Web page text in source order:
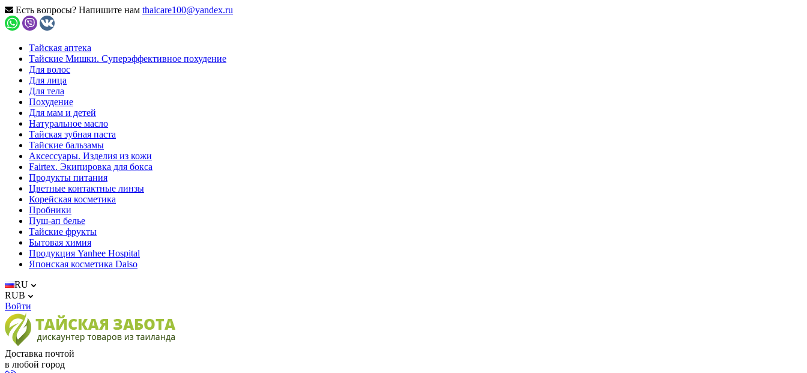
Есть вопросы? Напишите нам thaicare100@yandex.ru
Тайская аптека
Тайские Мишки. Суперэффективное похудение
Для волос
Для лица
Для тела
Похудение
Для мам и детей
Натуральное масло
Тайская зубная паста
Тайские бальзамы
Аксессуары. Изделия из кожи
Fairtex. Экипировка для бокса
Продукты питания
Цветные контактные линзы
Корейская косметика
Пробники
Пуш-ап белье
Тайские фрукты
Бытовая химия
Продукция Yanhee Hospital
Японская косметика Daiso
RU
RUB
Войти
Доставка почтой
в любой город